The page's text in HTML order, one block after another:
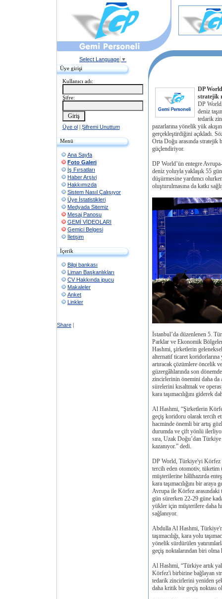
Select Language ▼
Üye girişi
Kullanıcı adı:
Şifre:
Üye ol| Şifremi Unuttum
Menü
Ana Sayfa
Foto Galeri
İş Fırsatları
Haber Arşivi
Hakkımızda
Sistem Nasıl Çalışıyor
Üye İstatistikleri
Medyada Sitemiz
Mesaj Panosu
GEMİ VİDEOLARI
Gemici Belgesi
İletişim
İçerik
Bilgi bankası
Liman Başkanlıkları
CV Hakkında ipucu
Makaleler
Anket
Linkler
Share |
DP
stratejik
DP
deniz
tedarik
pazarlarına yönelik yük
gerçekleştirdiğini açıkladı.
Orta Doğu arasında
güçlendiriyor.
DP World’ün entegre
deniz yoluyla yaklaşık 55
düşürmesine yardımcı
oluşturulmasına da katkı
İstanbul’da düzenlenen 5.
Parklar ve Ekonomik
Hashmi, şirketlerin geleneksel
alternatif ticaret koridorlarına
artıracak çözümlere öncelik
güzergâhlarında son
zincirlerinin önemini daha da
sürelerini kısaltmak ve
kara taşımacılığını giderek
Al Hashmi, “Şirketlerin
geçiş koridoru olarak tercih
hacminde önemli bir artış
durumda ve çift yönlü
sıra, Uzak Doğu’dan Türkiye
kazanıyor.” dedi.
DP World, Türkiye'yi Körfez
tercih eden otomotiv,
müşterilerine hâlihazırda
kara taşımacılığını bir
Avrupa ile Körfez arasındaki
gün sürerken 22-29 güne
yükler için müşterilere daha
sağlanıyor.
Abdulla Al Hashmi,
taşımacılığı, kara yolu
yönelik sürdürülen
geçiş noktalarından biri
Al Hashmi, “Türkiye artık
Körfez'i birbirine bağlayan
tedarik zincirlerini yeniden
daha kritik bir geçiş noktası